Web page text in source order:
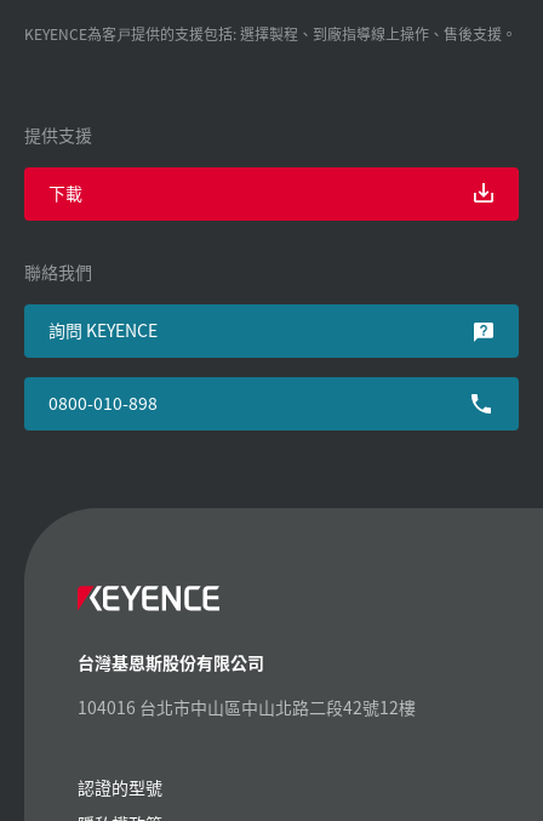
KEYENCE為客戸提供的支援包括: 選擇製程、到廠指導線上操作、售後支援。
提供支援
下載
聯絡我們
詢問 KEYENCE
0800-010-898
台灣基恩斯股份有限公司
104016 台北市中山區中山北路二段42號12樓
認證的型號